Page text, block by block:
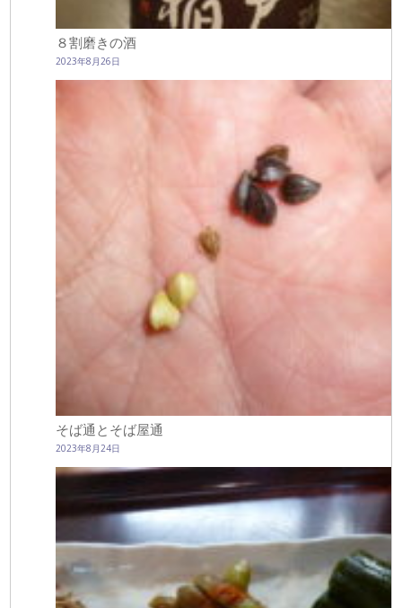
８割磨きの酒
2023年8月26日
そば通とそば屋通
2023年8月24日